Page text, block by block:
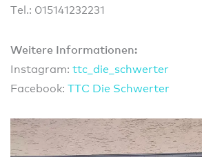
Tel.: 015141232231
Weitere Informationen:
Instagram: ttc_die_schwerter
Facebook: TTC Die Schwerter